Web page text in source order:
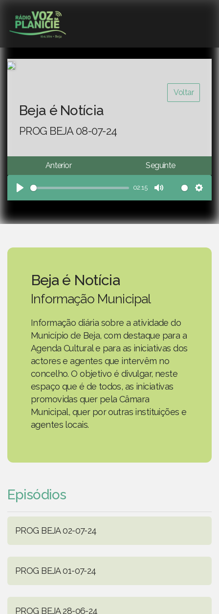
Voltar
Beja é Notícia
PROG BEJA 08-07-24
Anterior Seguinte
Play
02:15
Mute
Beja é Notícia
Informação Municipal
Informação diária sobre a atividade do
Município de Beja, com destaque para a
Agenda Cultural e para as iniciativas dos
actores e agentes que intervêm no
concelho. O objetivo é divulgar, neste
espaço que é de todos, as iniciativas
promovidas quer pela Câmara
Municipal, quer por outras instituições e
agentes locais.
Episódios
PROG BEJA 02-07-24
PROG BEJA 01-07-24
PROG BEJA 28-06-24